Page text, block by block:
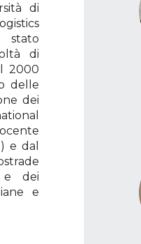
di
stato
di
2000
delle
dei
e dal
e dei
e